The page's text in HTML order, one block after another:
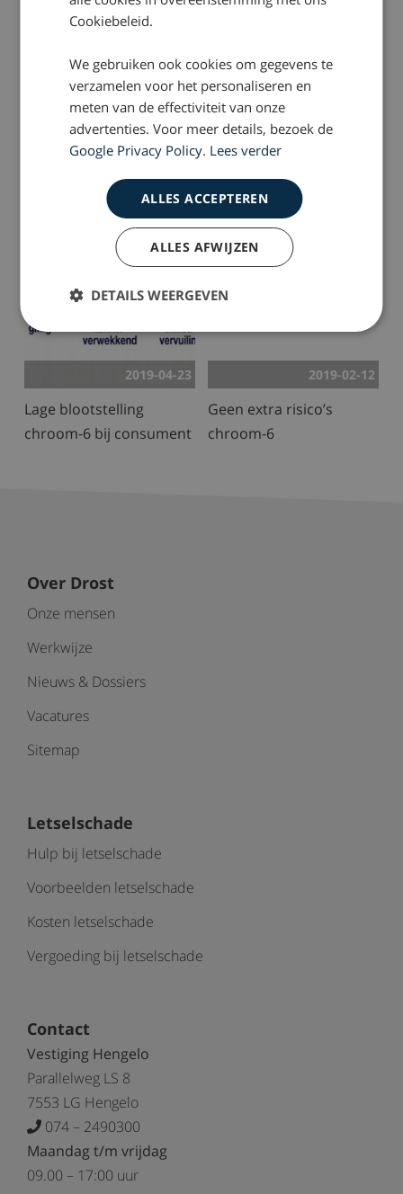
2020-05-08
Meer meldingen
bijwerkingen
2020-02-27
Start onderzoek chroom-
6-verleden Defensie
2019-04-23
Lage blootstelling
chroom-6 bij consument
2019-02-12
Geen extra risico’s
chroom-6
Over Drost
Onze mensen
Werkwijze
Nieuws & Dossiers
Vacatures
Sitemap
Letselschade
Hulp bij letselschade
Voorbeelden letselschade
Kosten letselschade
Vergoeding bij letselschade
Contact
Vestiging Hengelo
Parallelweg LS 8
7553 LG Hengelo
074 – 2490300
Maandag t/m vrijdag
09.00 – 17:00 uur
Cookiebeleid.
We gebruiken ook cookies om gegevens te
verzamelen voor het personaliseren en
meten van de effectiviteit van onze
advertenties. Voor meer details, bezoek de
Google Privacy Policy. Lees verder
ALLES ACCEPTEREN
ALLES AFWIJZEN
DETAILS WEERGEVEN